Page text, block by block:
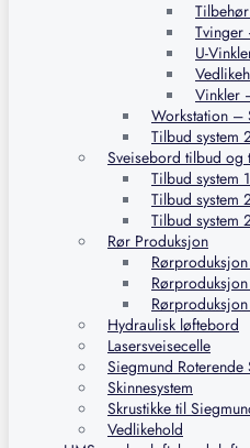
Tvinger
U-
Vinkler
Workstation –
Tilbud system
Sveisebord tilbud og
Tilbud system
Tilbud system
Tilbud system
Rør Produksjon
Hydraulisk løftebord
Lasersveisecelle
Siegmund Roterende
Skinnesystem
Skrustikke til
Vedlikehold